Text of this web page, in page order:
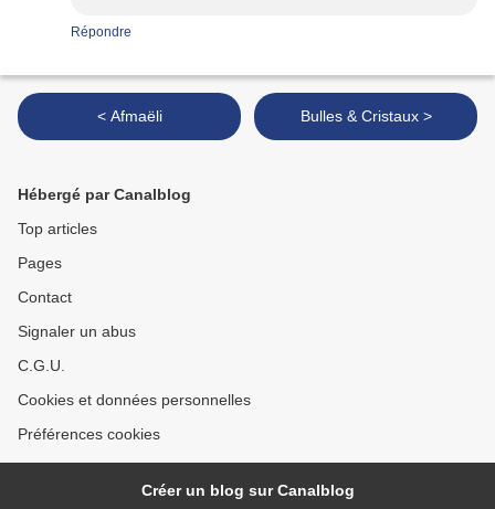
Répondre
< Afmaëli Bulles & Cristaux >
Hébergé par Canalblog
Top articles
Pages
Contact
Signaler un abus
C.G.U.
Cookies et données personnelles
Préférences cookies
Créer un blog sur Canalblog